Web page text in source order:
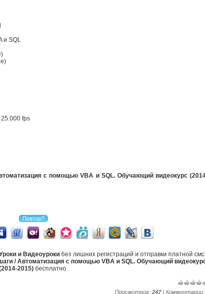
и SQL
fps
с помощью VBA и SQL. Обучающий видеокурс
и Видеоурокибез лишних регистраций и отправки платной
/ Автоматизация с помощью VBA и SQL. Обучающий
2015)бесплатно.
Просмотров: 247| Комментарии: